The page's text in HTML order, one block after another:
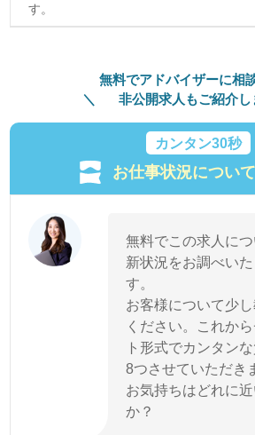
す。
無料でアドバイザーに相
非公開求人もご紹介し
カンタン30秒
お仕事状況について
無料でこの求人に
新状況をお調べいた
す。
お客様について少
ください。これか
ト形式でカンタン
8つさせていただき
お気持ちはどれに
か？